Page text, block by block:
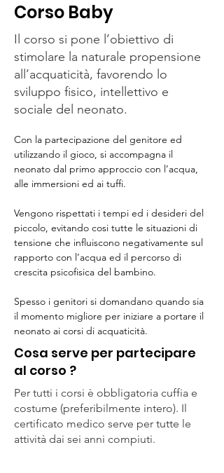
Corso Baby
Il corso si pone l’obiettivo di
stimolare la naturale propensione
all’acquaticità, favorendo lo
sviluppo fisico, intellettivo e
sociale del neonato.
Con la partecipazione del genitore ed
utilizzando il gioco, si accompagna il
neonato dal primo approccio con l’acqua,
alle immersioni ed ai tuffi.
Vengono rispettati i tempi ed i desideri del
piccolo, evitando cosi tutte le situazioni di
tensione che influiscono negativamente sul
rapporto con l’acqua ed il percorso di
crescita psicofisica del bambino.
Spesso i genitori si domandano quando sia
il momento migliore per iniziare a portare il
neonato ai corsi di acquaticità.
Cosa serve per partecipare
al corso ?
Per tutti i corsi è obbligatoria cuffia e
costume (preferibilmente intero). Il
certificato medico serve per tutte le
attività dai sei anni compiuti.